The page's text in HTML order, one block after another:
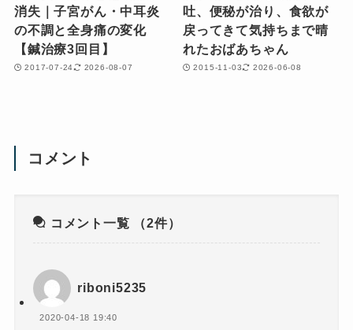
消失｜子宮がん・中耳炎
の不調と全身痛の変化
【鍼治療3回目】
2017-07-24 2026-08-07
吐、便秘が治り、食欲が
戻ってきて気持ちまで晴
れたおばあちゃん
2015-11-03 2026-06-08
コメント
コメント一覧 （2件）
riboni5235
2020-04-18 19:40